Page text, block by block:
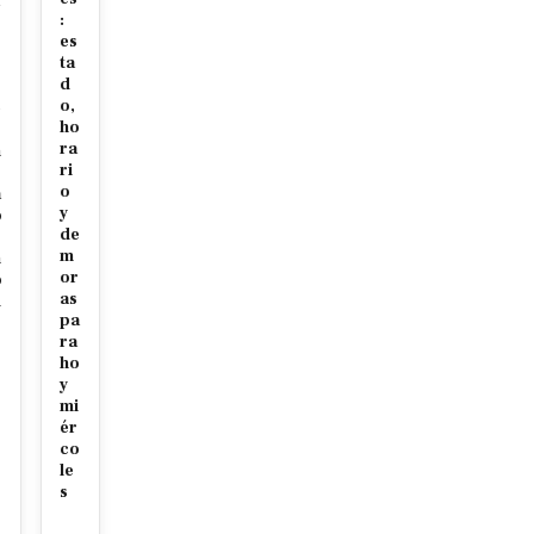
:
es
ta
d
o,
ho
ra
ri
o
y
de
m
or
as
pa
ra
ho
y
mi
ér
co
le
s